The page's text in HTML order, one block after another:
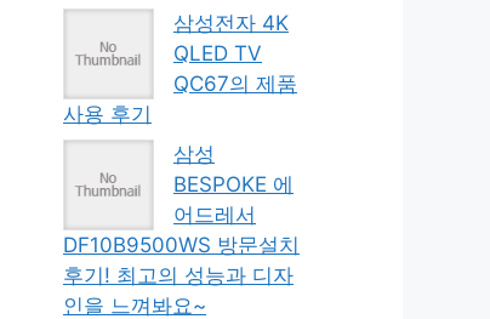
삼성전자 4K
QLED TV
QC67의 제품
사용 후기
삼성
BESPOKE 에
어드레서
DF10B9500WS 방문설치
후기! 최고의 성능과 디자
인을 느껴봐요~